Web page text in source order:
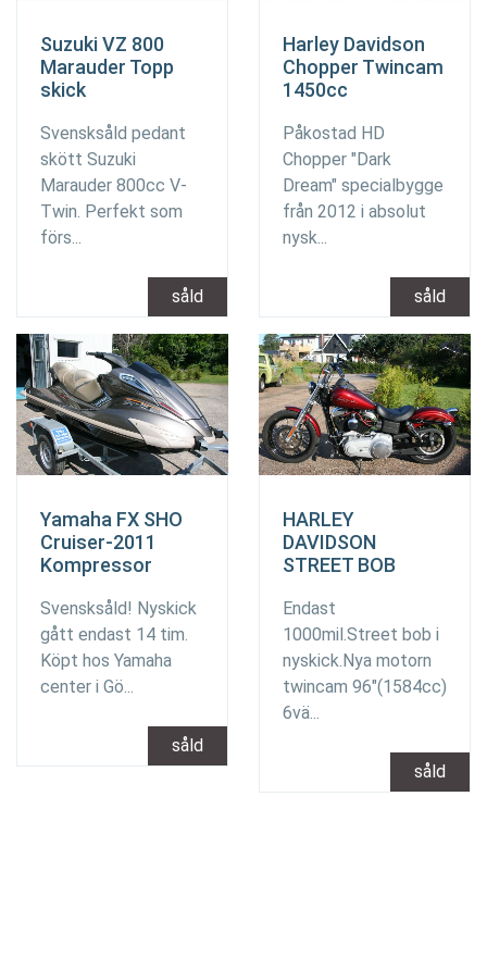
Suzuki VZ 800
Marauder Topp
skick
Svensksåld pedant
skött Suzuki
Marauder 800cc V-
Twin. Perfekt som
förs...
såld
Harley Davidson
Chopper Twincam
1450cc
Påkostad HD
Chopper "Dark
Dream" specialbygge
från 2012 i absolut
nysk...
såld
Yamaha FX SHO
Cruiser-2011
Kompressor
Svensksåld! Nyskick
gått endast 14 tim.
Köpt hos Yamaha
center i Gö...
såld
HARLEY
DAVIDSON
STREET BOB
Endast
1000mil.Street bob i
nyskick.Nya motorn
twincam 96"(1584cc)
6vä...
såld